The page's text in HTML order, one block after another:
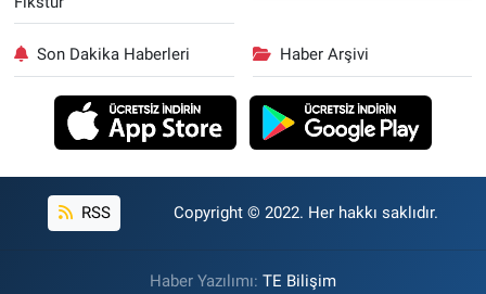
Son Dakika Haberleri Haber Arşivi
RSS Copyright © 2022. Her hakkı saklıdır.
Haber Yazılımı: TE Bilişim